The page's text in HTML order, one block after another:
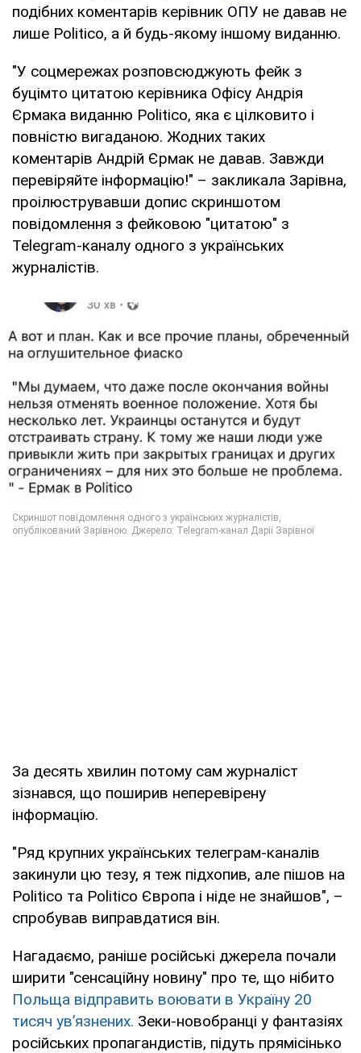
подібних коментарів керівник ОПУ не давав не
лише Politico, а й будь-якому іншому виданню.
"У соцмережах розповсюджують фейк з
буцімто цитатою керівника Офісу Андрія
Єрмака виданню Politico, яка є цілковито і
повністю вигаданою. Жодних таких
коментарів Андрій Єрмак не давав. Завжди
перевіряйте інформацію!" – закликала Зарівна,
проілюструвавши допис скриншотом
повідомлення з фейковою "цитатою" з
Telegram-каналу одного з українських
журналістів.
За десять хвилин потому сам журналіст
зізнався, що поширив неперевірену
інформацію.
"Ряд крупних українських телеграм-каналів
закинули цю тезу, я теж підхопив, але пішов на
Politico та Politico Європа і ніде не знайшов", –
спробував виправдатися він.
Нагадаємо, раніше російські джерела почали
ширити "сенсаційну новину" про те, що нібито
Польща відправить воювати в Україну 20
тисяч ув’язнених. Зеки-новобранці у фантазіях
російських пропагандистів, підуть прямісінько